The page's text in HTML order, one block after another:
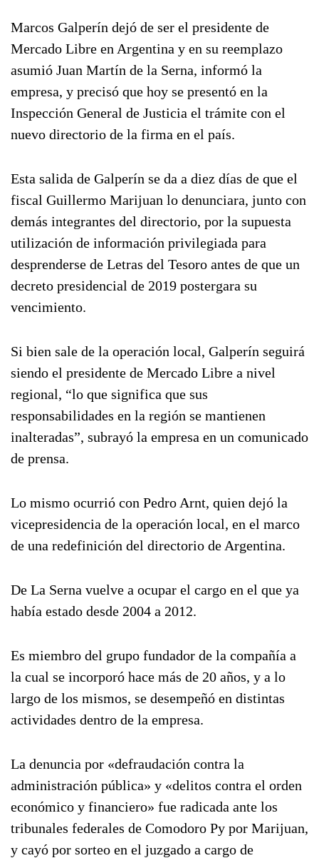
Marcos Galperín dejó de ser el presidente de
Mercado Libre en Argentina y en su reemplazo
asumió Juan Martín de la Serna, informó la
empresa, y precisó que hoy se presentó en la
Inspección General de Justicia el trámite con el
nuevo directorio de la firma en el país.
Esta salida de Galperín se da a diez días de que el
fiscal Guillermo Marijuan lo denunciara, junto con
demás integrantes del directorio, por la supuesta
utilización de información privilegiada para
desprenderse de Letras del Tesoro antes de que un
decreto presidencial de 2019 postergara su
vencimiento.
Si bien sale de la operación local, Galperín seguirá
siendo el presidente de Mercado Libre a nivel
regional, “lo que significa que sus
responsabilidades en la región se mantienen
inalteradas”, subrayó la empresa en un comunicado
de prensa.
Lo mismo ocurrió con Pedro Arnt, quien dejó la
vicepresidencia de la operación local, en el marco
de una redefinición del directorio de Argentina.
De La Serna vuelve a ocupar el cargo en el que ya
había estado desde 2004 a 2012.
Es miembro del grupo fundador de la compañía a
la cual se incorporó hace más de 20 años, y a lo
largo de los mismos, se desempeñó en distintas
actividades dentro de la empresa.
La denuncia por «defraudación contra la
administración pública» y «delitos contra el orden
económico y financiero» fue radicada ante los
tribunales federales de Comodoro Py por Marijuan,
y cayó por sorteo en el juzgado a cargo de